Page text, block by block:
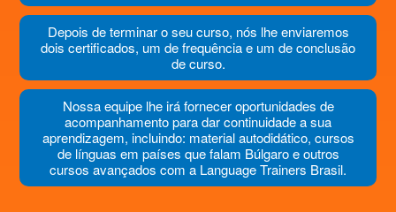
Depois de terminar o seu curso, nós lhe enviaremos
dois certificados, um de frequência e um de conclusão
de curso.
Nossa equipe lhe irá fornecer oportunidades de
acompanhamento para dar continuidade a sua
aprendizagem, incluindo: material autodidático, cursos
de línguas em países que falam Búlgaro e outros
cursos avançados com a Language Trainers Brasil.